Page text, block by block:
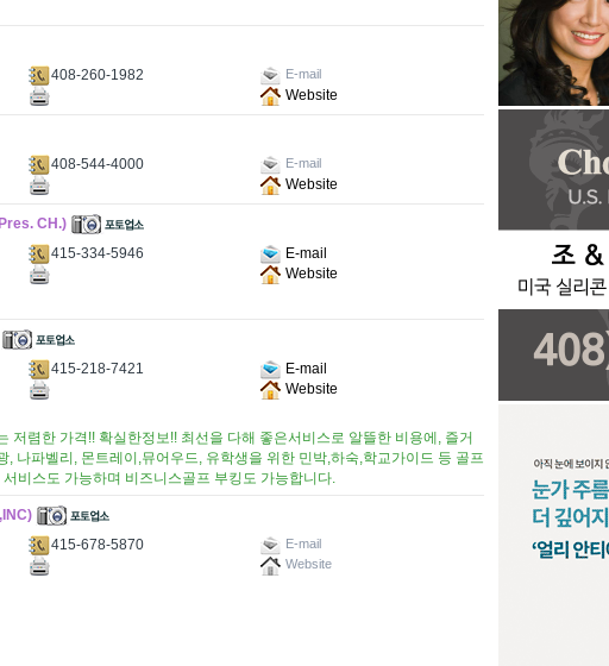
408-260-1982 E-mail
Website
408-544-4000 E-mail
Website
CH.)
415-334-5946
E-mail
Website
415-218-7421
E-mail
Website
저렴한 가격!! 확실한정보!! 최선을 다해 좋은서비스로 알뜰한 비용에, 즐거
나파벨리, 몬트레이,뮤어우드, 유학생을 위한 민박,하숙,학교가이드 등 골프
비스도 가능하며 비즈니스골프 부킹도 가능합니다.
415-678-5870
E-mail
Website